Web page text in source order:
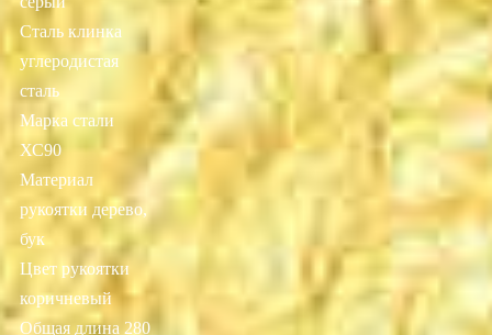
Сталь клинка
углеродистая
сталь
Марка стали
ХС90
Материал
рукоятки дерево,
бук
Цвет рукоятки
коричневый
Общая длина 280